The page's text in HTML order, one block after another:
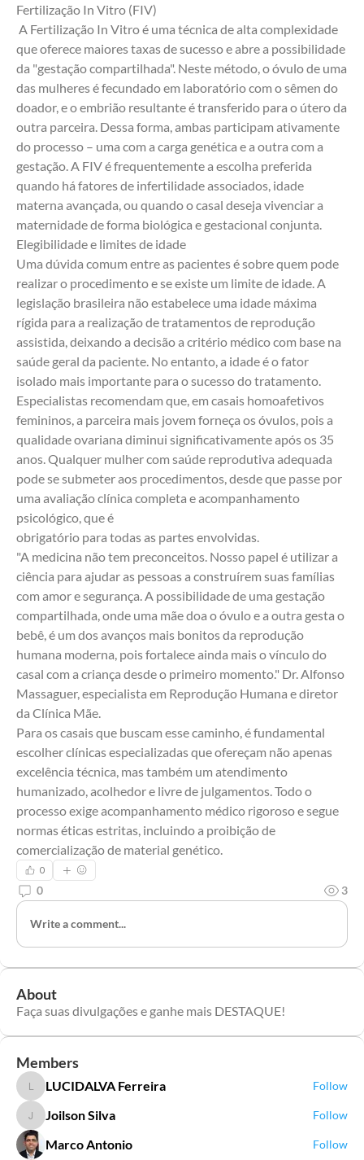
Fertilização In Vitro (FIV)
que oferece maiores taxas de sucesso e abre a possibilidade
da "gestação compartilhada". Neste método, o óvulo de uma
das mulheres é fecundado em laboratório com o sêmen do
doador, e o embrião resultante é transferido para o útero da
outra parceira. Dessa forma, ambas participam ativamente
do processo – uma com a carga genética e a outra com a
gestação. A FIV é frequentemente a escolha preferida
quando há fatores de infertilidade associados, idade
materna avançada, ou quando o casal deseja vivenciar a
maternidade de forma biológica e gestacional conjunta.
Elegibilidade e limites de idade
Uma dúvida comum entre as pacientes é sobre quem pode
realizar o procedimento e se existe um limite de idade. A
legislação brasileira não estabelece uma idade máxima
rígida para a realização de tratamentos de reprodução
assistida, deixando a decisão a critério médico com base na
saúde geral da paciente. No entanto, a idade é o fator
isolado mais importante para o sucesso do tratamento.
Especialistas recomendam que, em casais homoafetivos
femininos, a parceira mais jovem forneça os óvulos, pois a
qualidade ovariana diminui significativamente após os 35
anos. Qualquer mulher com saúde reprodutiva adequada
pode se submeter aos procedimentos, desde que passe por
uma avaliação clínica completa e acompanhamento
psicológico, que é
obrigatório para todas as partes envolvidas.
"A medicina não tem preconceitos. Nosso papel é utilizar a
ciência para ajudar as pessoas a construírem suas famílias
com amor e segurança. A possibilidade de uma gestação
compartilhada, onde uma mãe doa o óvulo e a outra gesta o
bebê, é um dos avanços mais bonitos da reprodução
humana moderna, pois fortalece ainda mais o vínculo do
casal com a criança desde o primeiro momento." Dr. Alfonso
Massaguer, especialista em Reprodução Humana e diretor
da Clínica Mãe.
Para os casais que buscam esse caminho, é fundamental
escolher clínicas especializadas que ofereçam não apenas
excelência técnica, mas também um atendimento
humanizado, acolhedor e livre de julgamentos. Todo o
processo exige acompanhamento médico rigoroso e segue
normas éticas estritas, incluindo a proibição de
comercialização de material genético.
0
0 3
Write a comment...
About
Faça suas divulgações e ganhe mais DESTAQUE!
Members
LUCIDALVA Ferreira
LUCIDALVA Ferreira Follow
Joilson Silva
Joilson Silva Follow
Marco Antonio Follow